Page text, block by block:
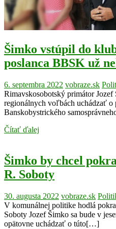
Šimko vstúpil do
poslanca BBSK už
6. septembra 2022 vobraze.sk
Rimavskosobotský primátor Jozef
regionálnych voľbách uchádzať o
Banskobystrického
Čítať ďalej
Šimko by chcel
R. Soboty
30. augusta 2022 vobraze.sk
V komunálnej politike hodlá
Soboty Jozef Šimko sa bude v
opätovne uchádzať o túto[…]